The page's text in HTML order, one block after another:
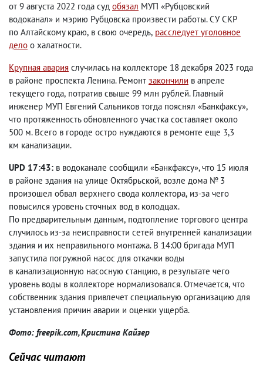
от 9 августа 2022 года суд обязал МУП «Рубцовский
водоканал» и мэрию Рубцовска произвести работы. СУ СКР
по Алтайскому краю, в свою очередь, расследует уголовное
дело о халатности.
Крупная авария случилась на коллекторе 18 декабря 2023 года
в районе проспекта Ленина. Ремонт закончили в апреле
текущего года, потратив свыше 99 млн рублей. Главный
инженер МУП Евгений Сальников тогда пояснял «Банкфаксу»,
что протяженность обновленного участка составляет около
500 м. Всего в городе остро нуждаются в ремонте еще 3,3
км канализации.
UPD 17:43: в водоканале сообщили «Банкфаксу», что 15 июля
в районе здания на улице Октябрьской, возле дома № 3
произошел обвал верхнего свода коллектора, из-за чего
повысился уровень сточных вод в колодцах.
По предварительным данным, подтопление торгового центра
случилось из-за неисправности сетей внутренней канализации
здания и их неправильного монтажа. В 14:00 бригада МУП
запустила погружной насос для откачки воды
в канализационную насосную станцию, в результате чего
уровень воды в коллекторе нормализовался. Отмечается, что
собственник здания привлечет специальную организацию для
установления причин аварии и оценки ущерба.
Фото: freepik.com, Кристина Кайзер
Сейчас читают